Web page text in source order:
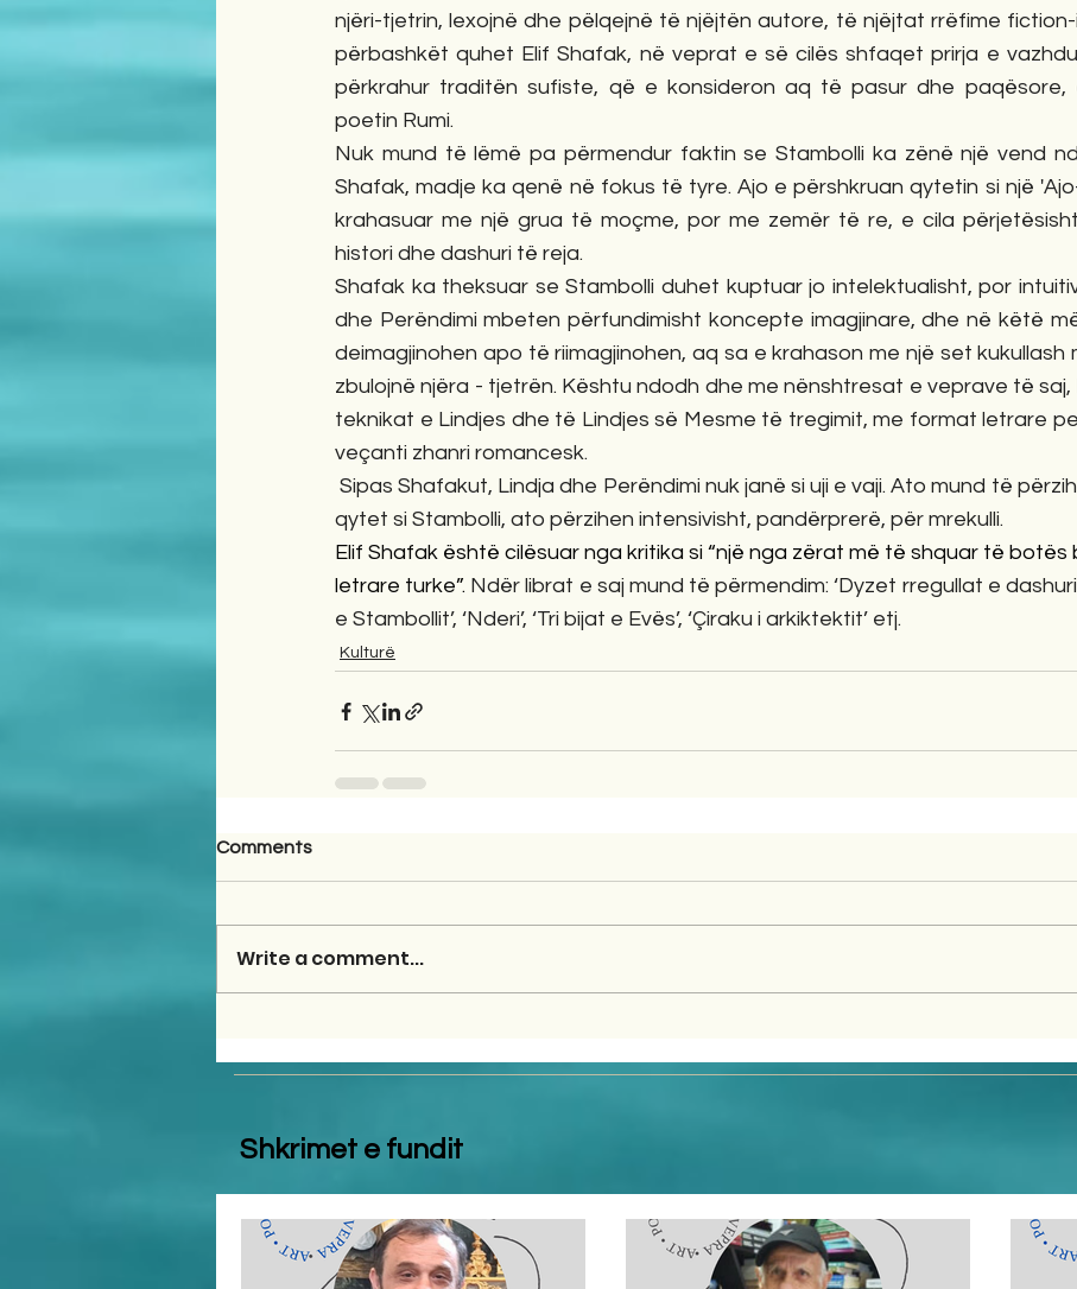
njëri-tjetrin, lexojnë dhe pëlqejnë të njëjtën autore, të njëjtat rrëfime fiction-
përbashkët quhet Elif Shafak, në veprat e së cilës shfaqet prirja e
përkrahur traditën sufiste, që e konsideron aq të pasur dhe paqësore,
poetin Rumi.
Nuk mund të lëmë pa përmendur faktin se Stambolli ka zënë një vend
Shafak, madje ka qenë në fokus të tyre. Ajo e përshkruan qytetin si një
krahasuar me një grua të moçme, por me zemër të re, e cila
histori dhe dashuri të reja.
Shafak ka theksuar se Stambolli duhet kuptuar jo intelektualisht, por
dhe Perëndimi mbeten përfundimisht koncepte imagjinare, dhe në këtë
deimagjinohen apo të riimagjinohen, aq sa e krahason me një set kukullash
zbulojnë njëra - tjetrën. Kështu ndodh dhe me nënshtresat e veprave të
teknikat e Lindjes dhe të Lindjes së Mesme të tregimit, me format letrare
veçanti zhanri romancesk.
Sipas Shafakut, Lindja dhe Perëndimi nuk janë si uji e vaji. Ato mund të përzihen. Dhe në një
qytet si Stambolli, ato përzihen intensivisht, pandërprerë, për mrekulli.
Elif Shafak është cilësuar nga kritika si “një nga zërat më të shquar të botës
letrare turke”. Ndër librat e saj mund të përmendim: ‘Dyzet rregullat e
e Stambollit’, ‘Nderi’, ‘Tri bijat e Evës’, ‘Çiraku i arkiktektit’ etj.
Kulturë
Comments
Write a comment...
Shkrimet e fundit